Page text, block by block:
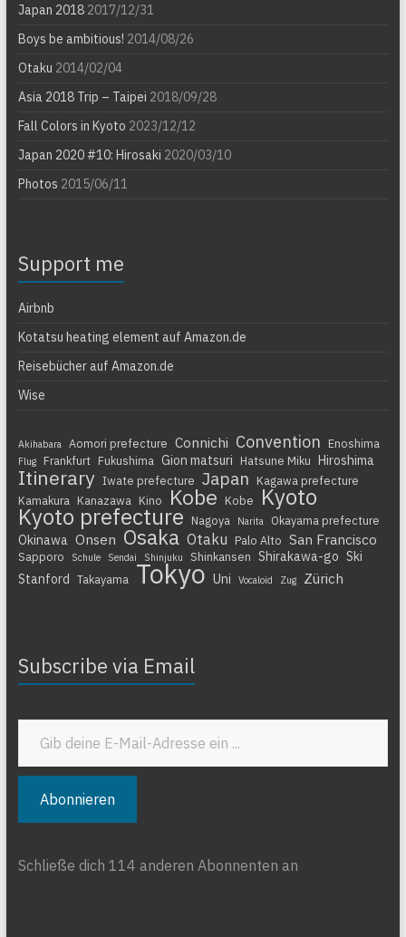
Japan 20182017/12/31
Boys be ambitious! 2014/08/26
Otaku 2014/02/04
Asia 2018 Trip – Taipei 2018/09/28
Fall Colors in Kyoto 2023/12/12
Japan 2020 #10: Hirosaki 2020/03/10
Photos 2015/06/11
Support me
Airbnb
Kotatsu heating element auf Amazon.de
Reisebücher auf Amazon.de
Wise
Akihabara Aomori prefecture Connichi Convention Enoshima
Flug Frankfurt Fukushima Gion matsuri Hatsune Miku Hiroshima
Itinerary Iwate prefecture Japan
Kagawa prefecture
Kamakura
Kanazawa Kino Kobe Kobe Kyoto
Kyoto prefecture Nagoya Narita Okayama prefecture
Okinawa Onsen Osaka Otaku Palo Alto San Francisco
Sapporo Schule Sendai Shinjuku Shinkansen Shirakawa-go Ski
Stanford Takayama Tokyo Uni Vocaloid Zug Zürich
Subscribe via Email
Gib deine E-Mail-Adresse ein ...
Abonnieren
Schließe dich 114 anderen Abonnenten an